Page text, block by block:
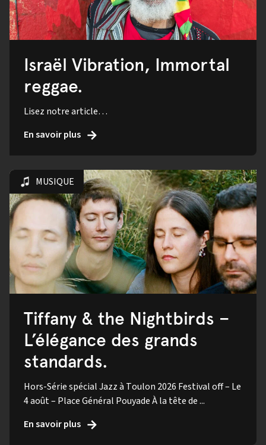
Israël Vibration, Immortal
reggae.
Lisez notre article…
En savoir plus
MUSIQUE
Tiffany & the Nightbirds –
L’élégance des grands
standards.
Hors-Série spécial Jazz à Toulon 2026 Festival off – Le
4 août – Place Général Pouyade À la tête de ...
En savoir plus